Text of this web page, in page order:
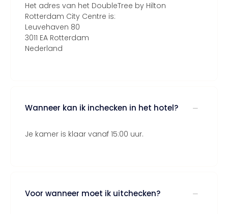
Het adres van het DoubleTree by Hilton
Rotterdam City Centre is:
Leuvehaven 80
3011 EA Rotterdam
Nederland
Wanneer kan ik inchecken in het hotel?
Je kamer is klaar vanaf 15:00 uur.
Voor wanneer moet ik uitchecken?